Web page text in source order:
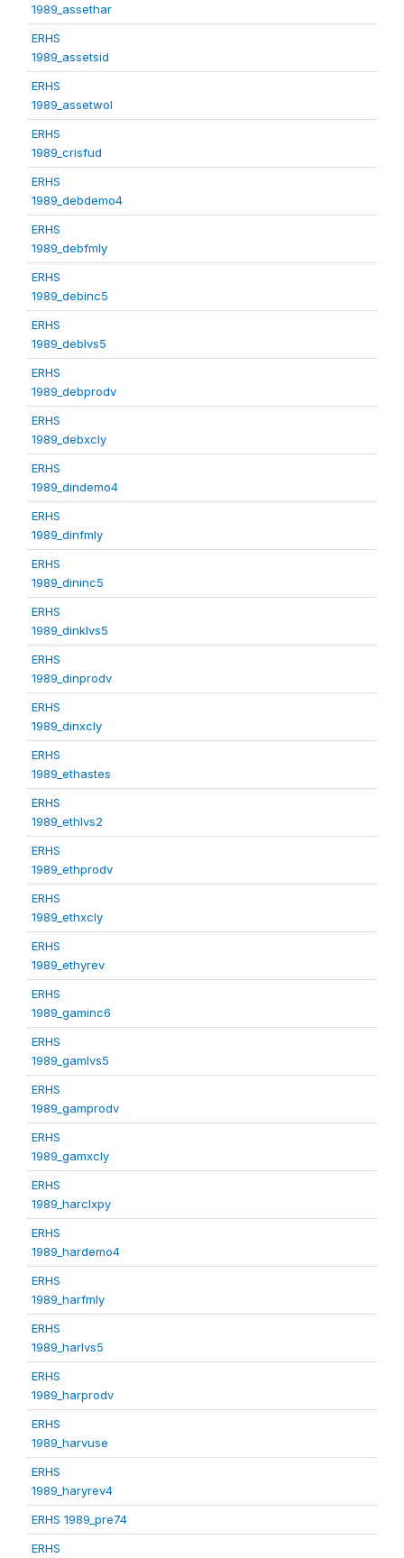
1989_assethar
ERHS
1989_assetsid
ERHS
1989_assetwol
ERHS
1989_crisfud
ERHS
1989_debdemo4
ERHS
1989_debfmly
ERHS
1989_debinc5
ERHS
1989_deblvs5
ERHS
1989_debprodv
ERHS
1989_debxcly
ERHS
1989_dindemo4
ERHS
1989_dinfmly
ERHS
1989_dininc5
ERHS
1989_dinklvs5
ERHS
1989_dinprodv
ERHS
1989_dinxcly
ERHS
1989_ethastes
ERHS
1989_ethlvs2
ERHS
1989_ethprodv
ERHS
1989_ethxcly
ERHS
1989_ethyrev
ERHS
1989_gaminc6
ERHS
1989_gamlvs5
ERHS
1989_gamprodv
ERHS
1989_gamxcly
ERHS
1989_harclxpy
ERHS
1989_hardemo4
ERHS
1989_harfmly
ERHS
1989_harlvs5
ERHS
1989_harprodv
ERHS
1989_harvuse
ERHS
1989_haryrev4
ERHS 1989_pre74
ERHS